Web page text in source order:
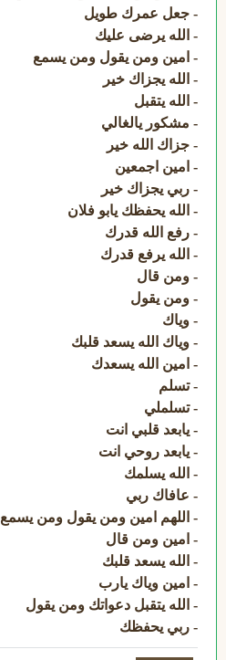
- جعل عمرك طويل
- الله يرضى عليك
- امين ومن يقول ومن يسمع
- الله يجزاك خير
- الله يتقبل
- مشكور يالغالي
- جزاك الله خير
- امين اجمعين
- ربي يجزاك خير
- الله يحفظك يابو فلان
- رفع الله قدرك
- الله يرفع قدرك
- ومن قال
- ومن يقول
- وياك
- وياك الله يسعد قلبك
- امين الله يسعدك
- تسلم
- تسلملي
- يابعد قلبي انت
- يابعد روحي انت
- الله يسلمك
- عافاك ربي
- اللهم امين ومن يقول ومن يسمع
- امين ومن قال
- الله يسعد قلبك
- امين وياك يارب
- الله يتقبل دعواتك ومن يقول
- ربي يحفظك